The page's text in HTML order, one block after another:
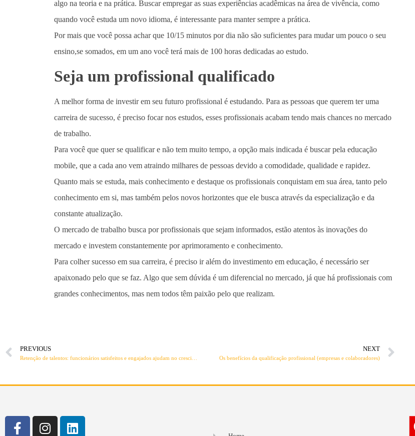
algo na teoria e na prática. Buscar empregar as suas experiências acadêmicas na área de vivência, como
quando você estuda um novo idioma, é interessante para manter sempre a prática.
Por mais que você possa achar que 10/15 minutos por dia não são suficientes para mudar um pouco o seu
ensino,se somados, em um ano você terá mais de 100 horas dedicadas ao estudo.
Seja um profissional qualificado
A melhor forma de investir em seu futuro profissional é estudando. Para as pessoas que querem ter uma
carreira de sucesso, é preciso focar nos estudos, esses profissionais acabam tendo mais chances no mercado
de trabalho.
Para você que quer se qualificar e não tem muito tempo, a opção mais indicada é buscar pela educação
mobile, que a cada ano vem atraindo milhares de pessoas devido a comodidade, qualidade e rapidez.
Quanto mais se estuda, mais conhecimento e destaque os profissionais conquistam em sua área, tanto pelo
conhecimento em si, mas também pelos novos horizontes que ele busca através da especialização e da
constante atualização.
O mercado de trabalho busca por profissionais que sejam informados, estão atentos às inovações do
mercado e investem constantemente por aprimoramento e conhecimento.
Para colher sucesso em sua carreira, é preciso ir além do investimento em educação, é necessário ser
apaixonado pelo que se faz. Algo que sem dúvida é um diferencial no mercado, já que há profissionais com
grandes conhecimentos, mas nem todos têm paixão pelo que realizam.
PREVIOUS NEXT
Os benefícios da qualificação profissional (empresas e colaboradores)